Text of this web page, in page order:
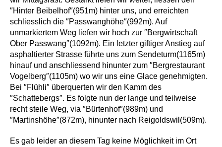
″Hinter Beibelhof″(951m) hinter uns, und erreichten
schliesslich die ″Passwanghöhe″(992m). Auf
unmarkiertem Weg liefen wir hoch zur ″Bergwirtschaft
Ober Passwang″(1092m). Ein letzter giftiger Anstieg auf
asphaltierter Strasse führte uns zum Sendeturm(1165m)
hinauf und anschliessend hinunter zum ″Bergrestaurant
Vogelberg″(1105m) wo wir uns eine Glace genehmigten.
Bei ″Flühli″ überquerten wir den Kamm des
″Schattebergs″. Es folgte nun der lange und teilweise
recht steile Weg, via ″Bürtenhof″(989m) und
″Martinshöhe″(872m), hinunter nach Reigoldswil(509m).
Es gab leider an diesem Tag keine Möglichkeit im Ort